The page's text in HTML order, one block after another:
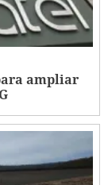
ampliar